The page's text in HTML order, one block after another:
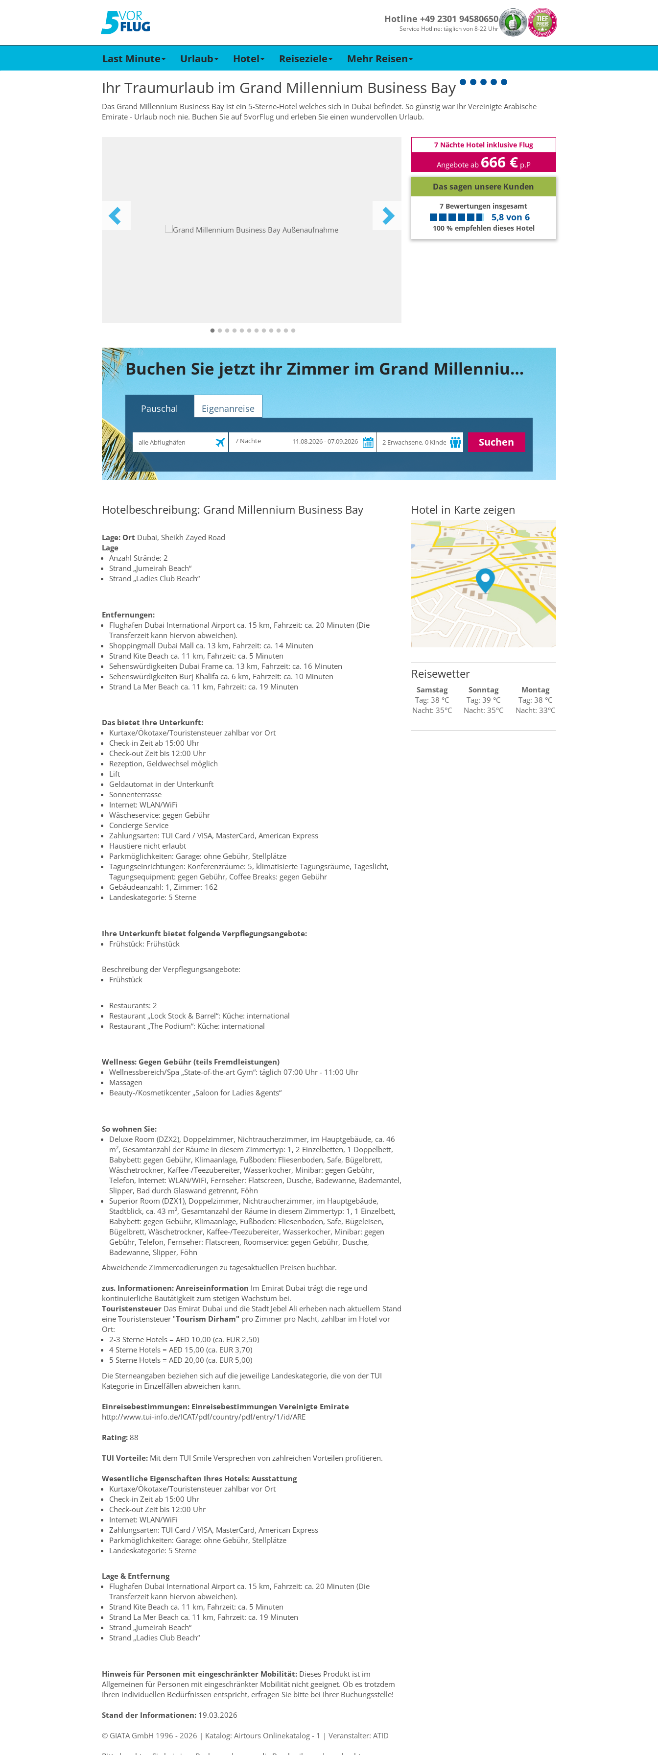
Hotline +49 2301 94580650
Service Hotline: täglich von 8-22 Uhr
Last Minute Urlaub Hotel Reiseziele Mehr Reisen
Ihr Traumurlaub im Grand Millennium Business Bay
Das Grand Millennium Business Bay ist ein 5-Sterne-Hotel welches sich in Dubai befindet. So günstig war Ihr Vereinigte Arabische
Emirate - Urlaub noch nie. Buchen Sie auf 5vorFlug und erleben Sie einen wundervollen Urlaub.
7 Nächte Hotel inklusive Flug
Angebote ab 666 € p.P
Das sagen unsere Kunden
7 Bewertungen insgesamt
5,8von 6
100 % empfehlen dieses Hotel
Buchen Sie jetzt ihr Zimmer im Grand Millennium Business Bay
Pauschal Eigenanreise
Zeitraum
7 Nächte 11.08.2026 - 07.09.2026 Suchen
Hotelbeschreibung: Grand Millennium Business Bay
Lage: Ort Dubai, Sheikh Zayed Road
Lage
Anzahl Strände: 2
Strand „Jumeirah Beach“
Strand „Ladies Club Beach“
Entfernungen:
Flughafen Dubai International Airport ca. 15 km, Fahrzeit: ca. 20 Minuten (Die
Transferzeit kann hiervon abweichen).
Shoppingmall Dubai Mall ca. 13 km, Fahrzeit: ca. 14 Minuten
Strand Kite Beach ca. 11 km, Fahrzeit: ca. 5 Minuten
Sehenswürdigkeiten Dubai Frame ca. 13 km, Fahrzeit: ca. 16 Minuten
Sehenswürdigkeiten Burj Khalifa ca. 6 km, Fahrzeit: ca. 10 Minuten
Strand La Mer Beach ca. 11 km, Fahrzeit: ca. 19 Minuten
Das bietet Ihre Unterkunft:
Kurtaxe/Ökotaxe/Touristensteuer zahlbar vor Ort
Check-in Zeit ab 15:00 Uhr
Check-out Zeit bis 12:00 Uhr
Rezeption, Geldwechsel möglich
Lift
Geldautomat in der Unterkunft
Sonnenterrasse
Internet: WLAN/WiFi
Wäscheservice: gegen Gebühr
Concierge Service
Zahlungsarten: TUI Card / VISA, MasterCard, American Express
Haustiere nicht erlaubt
Parkmöglichkeiten: Garage: ohne Gebühr, Stellplätze
Tagungseinrichtungen: Konferenzräume: 5, klimatisierte Tagungsräume, Tageslicht,
Tagungsequipment: gegen Gebühr, Coffee Breaks: gegen Gebühr
Gebäudeanzahl: 1, Zimmer: 162
Landeskategorie: 5 Sterne
Ihre Unterkunft bietet folgende Verpflegungsangebote:
Frühstück: Frühstück
Beschreibung der Verpflegungsangebote:
Frühstück
Restaurants: 2
Restaurant „Lock Stock & Barrel“: Küche: international
Restaurant „The Podium“: Küche: international
Wellness: Gegen Gebühr (teils Fremdleistungen)
Wellnessbereich/Spa „State-of-the-art Gym“: täglich 07:00 Uhr - 11:00 Uhr
Massagen
Beauty-/Kosmetikcenter „Saloon for Ladies &gents“
So wohnen Sie:
Deluxe Room (DZX2), Doppelzimmer, Nichtraucherzimmer, im Hauptgebäude, ca. 46
m², Gesamtanzahl der Räume in diesem Zimmertyp: 1, 2 Einzelbetten, 1 Doppelbett,
Babybett: gegen Gebühr, Klimaanlage, Fußboden: Fliesenboden, Safe, Bügelbrett,
Wäschetrockner, Kaffee-/Teezubereiter, Wasserkocher, Minibar: gegen Gebühr,
Telefon, Internet: WLAN/WiFi, Fernseher: Flatscreen, Dusche, Badewanne, Bademantel,
Slipper, Bad durch Glaswand getrennt, Föhn
Superior Room (DZX1), Doppelzimmer, Nichtraucherzimmer, im Hauptgebäude,
Stadtblick, ca. 43 m², Gesamtanzahl der Räume in diesem Zimmertyp: 1, 1 Einzelbett,
Babybett: gegen Gebühr, Klimaanlage, Fußboden: Fliesenboden, Safe, Bügeleisen,
Bügelbrett, Wäschetrockner, Kaffee-/Teezubereiter, Wasserkocher, Minibar: gegen
Gebühr, Telefon, Fernseher: Flatscreen, Roomservice: gegen Gebühr, Dusche,
Badewanne, Slipper, Föhn
Abweichende Zimmercodierungen zu tagesaktuellen Preisen buchbar.
zus. Informationen: Anreiseinformation Im Emirat Dubai trägt die rege und
kontinuierliche Bautätigkeit zum stetigen Wachstum bei.
Touristensteuer Das Emirat Dubai und die Stadt Jebel Ali erheben nach aktuellem Stand
eine Touristensteuer "Tourism Dirham" pro Zimmer pro Nacht, zahlbar im Hotel vor
Ort:
2-3 Sterne Hotels = AED 10,00 (ca. EUR 2,50)
4 Sterne Hotels = AED 15,00 (ca. EUR 3,70)
5 Sterne Hotels = AED 20,00 (ca. EUR 5,00)
Die Sterneangaben beziehen sich auf die jeweilige Landeskategorie, die von der TUI
Kategorie in Einzelfällen abweichen kann.
Einreisebestimmungen: Einreisebestimmungen Vereinigte Emirate
http://www.tui-info.de/ICAT/pdf/country/pdf/entry/1/id/ARE
Rating: 88
TUI Vorteile: Mit dem TUI Smile Versprechen von zahlreichen Vorteilen profitieren.
Wesentliche Eigenschaften Ihres Hotels: Ausstattung
Kurtaxe/Ökotaxe/Touristensteuer zahlbar vor Ort
Check-in Zeit ab 15:00 Uhr
Check-out Zeit bis 12:00 Uhr
Internet: WLAN/WiFi
Zahlungsarten: TUI Card / VISA, MasterCard, American Express
Parkmöglichkeiten: Garage: ohne Gebühr, Stellplätze
Landeskategorie: 5 Sterne
Lage & Entfernung
Flughafen Dubai International Airport ca. 15 km, Fahrzeit: ca. 20 Minuten (Die
Transferzeit kann hiervon abweichen).
Strand Kite Beach ca. 11 km, Fahrzeit: ca. 5 Minuten
Strand La Mer Beach ca. 11 km, Fahrzeit: ca. 19 Minuten
Strand „Jumeirah Beach“
Strand „Ladies Club Beach“
Hinweis für Personen mit eingeschränkter Mobilität: Dieses Produkt ist im
Allgemeinen für Personen mit eingeschränkter Mobilität nicht geeignet. Ob es trotzdem
Ihren individuellen Bedürfnissen entspricht, erfragen Sie bitte bei Ihrer Buchungsstelle!
Stand der Informationen: 19.03.2026
© GIATA GmbH 1996 - 2026 | Katalog: Airtours Onlinekatalog - 1 | Veranstalter: ATID
Hotel in Karte zeigen
Reisewetter
Samstag
Tag: 38 °C
Nacht: 35°C
Sonntag
Tag: 39 °C
Nacht: 35°C
Montag
Tag: 38 °C
Nacht: 33°C